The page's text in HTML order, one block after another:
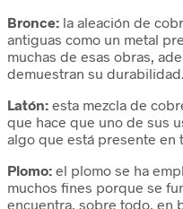
Bronce: la aleación de
antiguas como un metal
muchas de esas obras,
demuestran su durabilidad.
Latón: esta mezcla de
que hace que uno de sus
algo que está presente en
Plomo: el plomo se ha
muchos fines porque se
encuentra, sobre todo, en